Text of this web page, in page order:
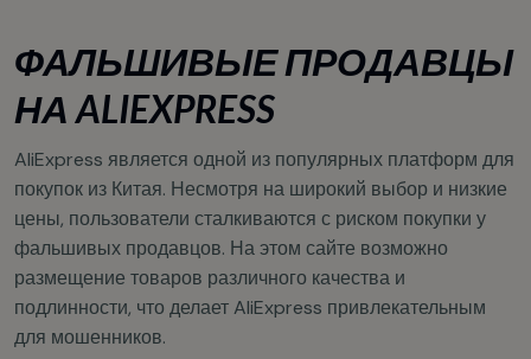
ФАЛЬШИВЫЕ ПРОДАВЦЫ
НА ALIEXPRESS
AliExpress является одной из популярных платформ для
покупок из Китая. Несмотря на широкий выбор и низкие
цены, пользователи сталкиваются с риском покупки у
фальшивых продавцов. На этом сайте возможно
размещение товаров различного качества и
подлинности, что делает AliExpress привлекательным
для мошенников.